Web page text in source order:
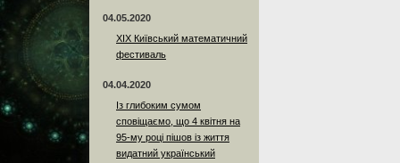
04.05.2020
XIX Київський математичний
фестиваль
04.04.2020
Із глибоким сумом
сповіщаємо, що 4 квітня на
95-му році пішов із життя
видатний український